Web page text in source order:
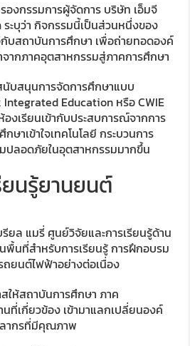
งกรรมการผู้จัดการ บริษัท เอ็มจี
ระบุว่า กิจกรรมนี้เป็นส่วนหนึ่งของ
กับสถาบันการศึกษา เพื่อถ่ายทอดองค์
ากภาคอุตสาหกรรมสู่ภาคการศึกษา
บสนุนการจัดการศึกษาแบบ
Education หรือ CWIE
องเรียนเข้ากับประสบการณ์จากการ
าเข้าใจเทคโนโลยี กระบวนการ
ปลอดภัยในอุตสาหกรรมมากขึ้น
นรู้ยานยนต์
รียล แมรี่ ศูนย์วิจัยและการเรียนรู้ด้าน
นที่สำหรับการเรียนรู้ การฝึกอบรม
ยนต์ไฟฟ้าอย่างต่อเนื่อง
ให้สถาบันการศึกษา ภาค
ที่เกี่ยวข้อง เข้ามาแลกเปลี่ยนองค์
ากรที่มีคุณภาพ